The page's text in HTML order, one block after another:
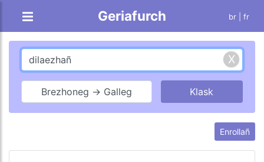
Geriafurch br | fr
Brezhoneg → Galleg
Enrollañ